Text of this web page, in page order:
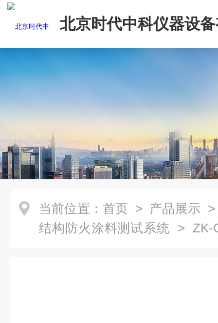
北京时代中科仪器设
司
当前位置： 首页 > 产品展示
结构防火涂料测试系统 > ZK-